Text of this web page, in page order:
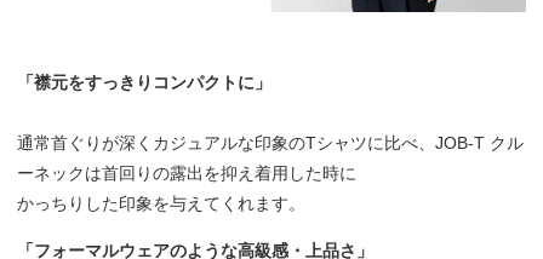
「襟元をすっきりコンパクトに」
通常首ぐりが深くカジュアルな印象のTシャツに比べ、JOB-T クル
ーネックは首回りの露出を抑え着用した時に
かっちりした印象を与えてくれます。
「フォーマルウェアのような高級感・上品さ」